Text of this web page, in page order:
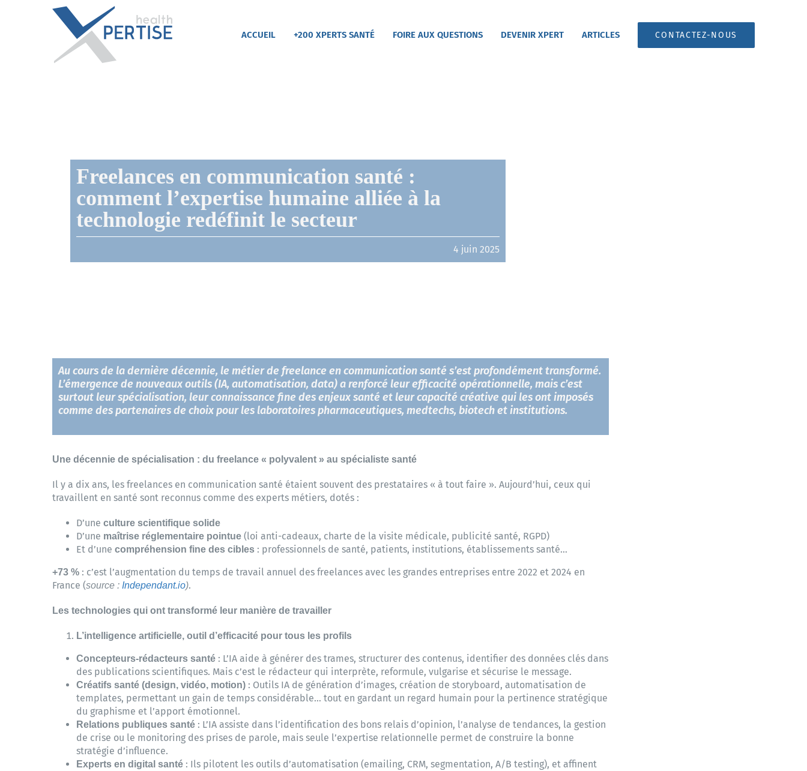
ACCUEIL +200 XPERTS SANTÉ FOIRE AUX QUESTIONS DEVENIR XPERT ARTICLES CONTACTEZ-NOUS
Freelances en communication santé :
comment l’expertise humaine alliée à la
technologie redéfinit le secteur
4 juin 2025
Au cours de la dernière décennie, le métier de freelance en communication santé s’est profondément transformé.
L’émergence de nouveaux outils (IA, automatisation, data) a renforcé leur efficacité opérationnelle, mais c’est
surtout leur spécialisation, leur connaissance fine des enjeux santé et leur capacité créative qui les ont imposés
comme des partenaires de choix pour les laboratoires pharmaceutiques, medtechs, biotech et institutions.
Une décennie de spécialisation : du freelance « polyvalent » au spécialiste santé
Il y a dix ans, les freelances en communication santé étaient souvent des prestataires « à tout faire ». Aujourd’hui, ceux qui
travaillent en santé sont reconnus comme des experts métiers, dotés :
D’une culture scientifique solide
D’une maîtrise réglementaire pointue(loi anti-cadeaux, charte de la visite médicale, publicité santé, RGPD)
Et d’une compréhension fine des cibles: professionnels de santé, patients, institutions, établissements santé…
+73 %: c’est l’augmentation du temps de travail annuel des freelances avec les grandes entreprises entre 2022 et 2024 en
France (source : Independant.io).
Les technologies qui ont transformé leur manière de travailler
L’intelligence artificielle, outil d’efficacité pour tous les profils
Concepteurs-rédacteurs santé: L’IA aide à générer des trames, structurer des contenus, identifier des données clés dans
des publications scientifiques. Mais c’est le rédacteur qui interprète, reformule, vulgarise et sécurise le message.
Créatifs santé (design, vidéo, motion): Outils IA de génération d’images, création de storyboard, automatisation de
templates, permettant un gain de temps considérable… tout en gardant un regard humain pour la pertinence stratégique
du graphisme et l’apport émotionnel.
Relations publiques santé: L’IA assiste dans l’identification des bons relais d’opinion, l’analyse de tendances, la gestion
de crise ou le monitoring des prises de parole, mais seule l’expertise relationnelle permet de construire la bonne
stratégie d’influence.
Experts en digital santé: Ils pilotent les outils d’automatisation (emailing, CRM, segmentation, A/B testing), et affinent